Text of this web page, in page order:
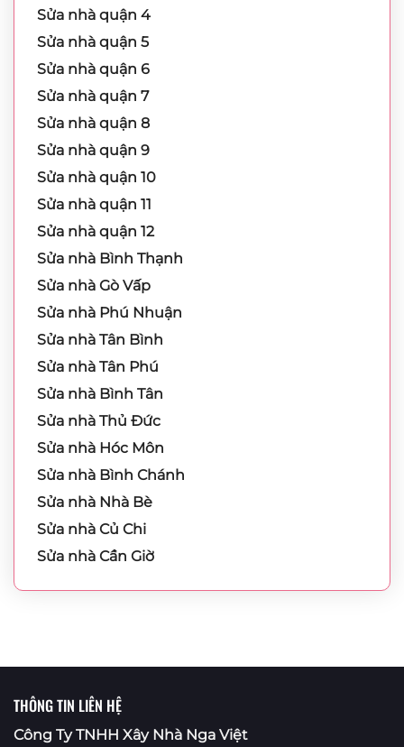
Sửa nhà quận 4
Sửa nhà quận 5
Sửa nhà quận 6
Sửa nhà quận 7
Sửa nhà quận 8
Sửa nhà quận 9
Sửa nhà quận 10
Sửa nhà quận 11
Sửa nhà quận 12
Sửa nhà Bình Thạnh
Sửa nhà Gò Vấp
Sửa nhà Phú Nhuận
Sửa nhà Tân Bình
Sửa nhà Tân Phú
Sửa nhà Bình Tân
Sửa nhà Thủ Đức
Sửa nhà Hóc Môn
Sửa nhà Bình Chánh
Sửa nhà Nhà Bè
Sửa nhà Củ Chi
Sửa nhà Cần Giờ
THÔNG TIN LIÊN HỆ
Công Ty TNHH Xây Nhà Nga Việt